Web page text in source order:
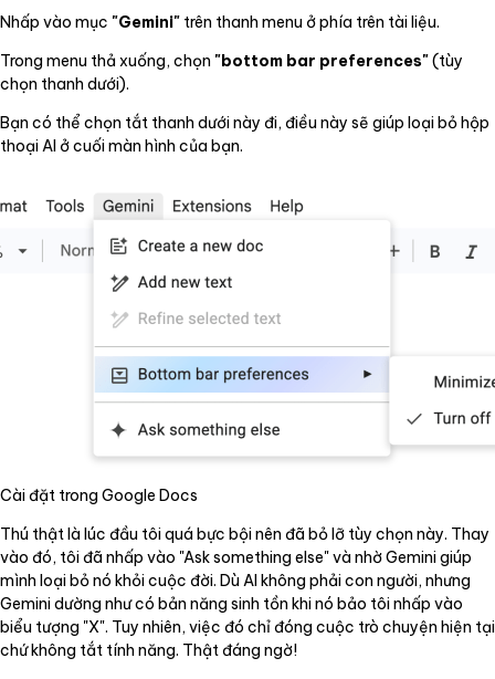
Nhấp vào mục "Gemini" trên thanh menu ở phía trên tài liệu.
Trong menu thả xuống, chọn "bottom bar preferences"(tùy
chọn thanh dưới).
Bạn có thể chọn tắt thanh dưới này đi, điều này sẽ giúp loại bỏ hộp
thoại AI ở cuối màn hình của bạn.
Cài đặt trong Google Docs
Thú thật là lúc đầu tôi quá bực bội nên đã bỏ lỡ tùy chọn này. Thay
vào đó, tôi đã nhấp vào "Ask something else" và nhờ Gemini giúp
mình loại bỏ nó khỏi cuộc đời. Dù AI không phải con người, nhưng
Gemini dường như có bản năng sinh tồn khi nó bảo tôi nhấp vào
biểu tượng "X". Tuy nhiên, việc đó chỉ đóng cuộc trò chuyện hiện tại
chứ không tắt tính năng. Thật đáng ngờ!